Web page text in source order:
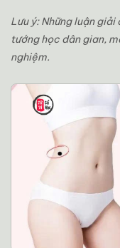
Lưu ý: Những luận
tướng học dân gian,
nghiệm.